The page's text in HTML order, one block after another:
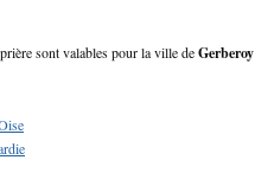
sont valables pour la ville deGerberoy